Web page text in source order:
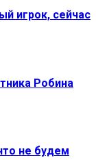
игрок, сейчас
Робина
не будем